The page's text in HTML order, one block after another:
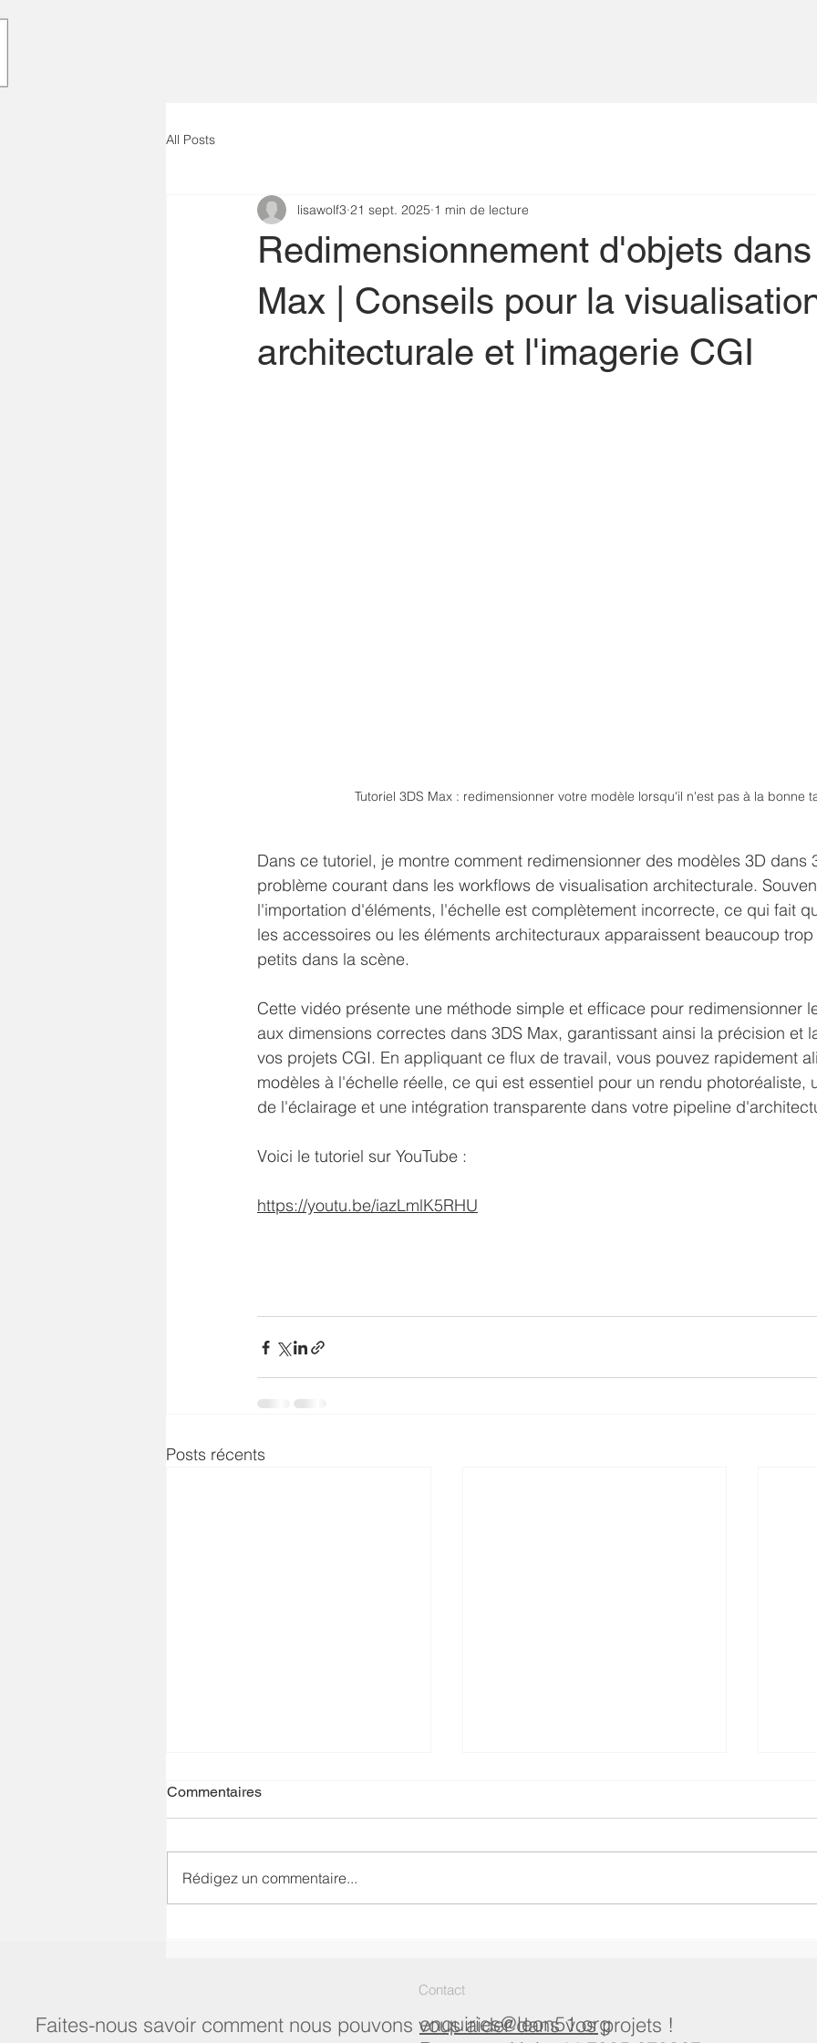
All Posts
Redimensionnement d'objets
Max | Conseils pour la
architecturale et l'imagerie CGI
lisawolf3 21 sept. 2025 1 min de lecture
Tutoriel 3DS Max : redimensionner votre modèle lorsqu'il n'est pas à la bonne
Dans ce tutoriel, je montre comment redimensionner des modèles 3D dans
problème courant dans les workflows de visualisation architecturale.
l'importation d'éléments, l'échelle est complètement incorrecte, ce qui fait
les accessoires ou les éléments architecturaux apparaissent beaucoup
petits dans la scène.
Cette vidéo présente une méthode simple et efficace pour redimensionner
aux dimensions correctes dans 3DS Max, garantissant ainsi la précision et
vos projets CGI. En appliquant ce flux de travail, vous pouvez rapidement
modèles à l'échelle réelle, ce qui est essentiel pour un rendu photoréaliste,
de l'éclairage et une intégration transparente dans votre pipeline
Voici le tutoriel sur YouTube :
https://youtu.be/iazLmlK5RHU
Posts récents
Commentaires
Rédigez un commentaire...
Faites-nous savoir comment nous pouvons vous aider dans vos projets !
Contact
enquiries@leon51.org